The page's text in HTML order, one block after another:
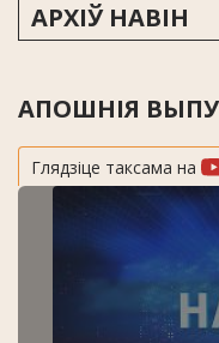
АРХІЎ НАВІН
АПОШНІЯ
Глядзіце таксама на